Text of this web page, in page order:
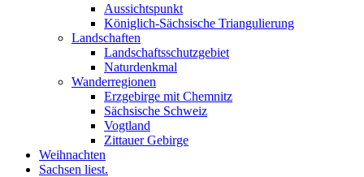
Aussichtspunkt
Königlich-Sächsische Triangulierung
Landschaften
Landschaftsschutzgebiet
Naturdenkmal
Wanderregionen
Erzgebirge mit Chemnitz
Sächsische Schweiz
Vogtland
Zittauer Gebirge
Weihnachten
Sachsen liest.